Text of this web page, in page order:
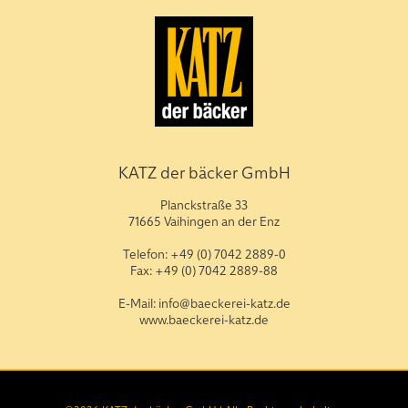
KATZ der bäcker GmbH
Planckstraße 33
71665 Vaihingen an der Enz
Telefon: +49 (0) 7042 2889-0
Fax: +49 (0) 7042 2889-88
E-Mail: info@baeckerei-katz.de
www.baeckerei-katz.de